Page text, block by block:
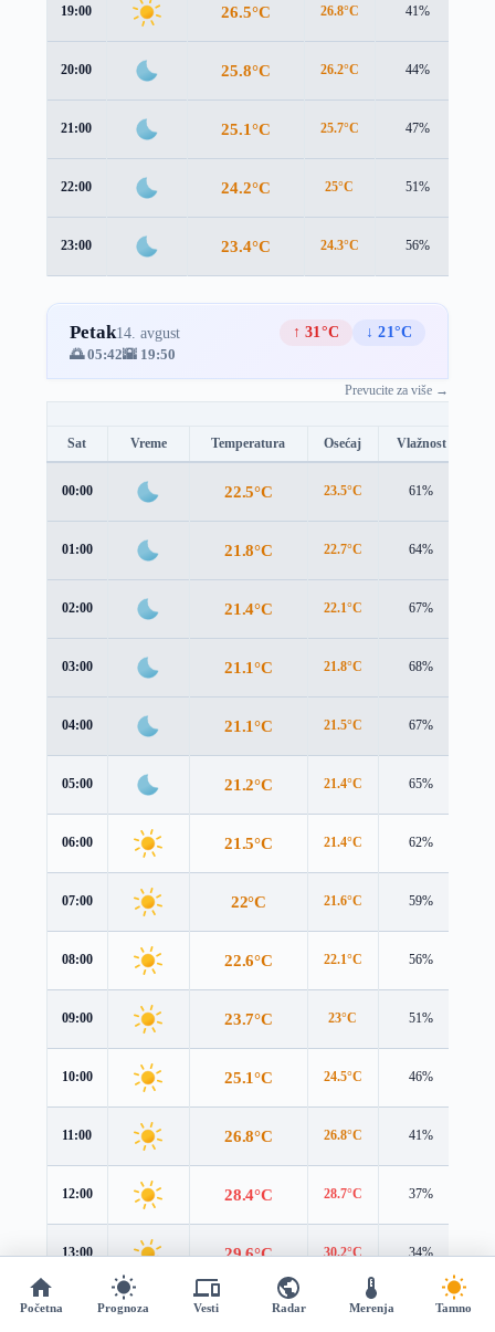
19:00 26.5°C 26.8°C 41%
20:00 25.8°C 26.2°C 44%
21:00 25.1°C 25.7°C 47%
22:00 24.2°C 25°C 51%
23:00 23.4°C 24.3°C 56%
Petak14. avgust ↑ 31°C
↓ 21°C
🌅 05:42🌇 19:50
Prevucite za više →
Sat Vreme Temperatura Osećaj Vlažnost
00:00 22.5°C 23.5°C 61%
01:00 21.8°C 22.7°C 64%
02:00 21.4°C 22.1°C 67%
03:00 21.1°C 21.8°C 68%
04:00 21.1°C 21.5°C 67%
05:00 21.2°C 21.4°C 65%
06:00 21.5°C 21.4°C 62%
07:00 22°C 21.6°C 59%
08:00 22.6°C 22.1°C 56%
09:00 23.7°C 23°C 51%
10:00 25.1°C 24.5°C 46%
11:00 26.8°C 26.8°C 41%
12:00 28.4°C 28.7°C 37%
13:00 29.6°C 30.2°C 34%
14:00 30.4°C 30.8°C
Početna Prognoza Vesti Radar Merenja Tamno